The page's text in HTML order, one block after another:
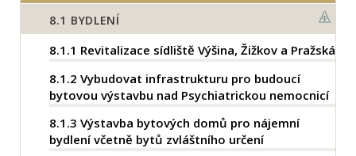
8.1 BYDLENÍ
8.1.1 Revitalizace sídliště Výšina, Žižkov a Pražská
8.1.2 Vybudovat infrastrukturu pro budoucí
bytovou výstavbu nad Psychiatrickou nemocnicí
8.1.3 Výstavba bytových domů pro nájemní
bydlení včetně bytů zvláštního určení